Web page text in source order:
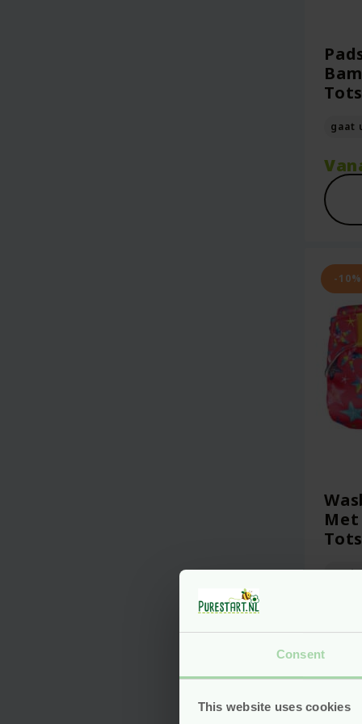
Consent
This website uses cookies
gaat
-10%
gaat